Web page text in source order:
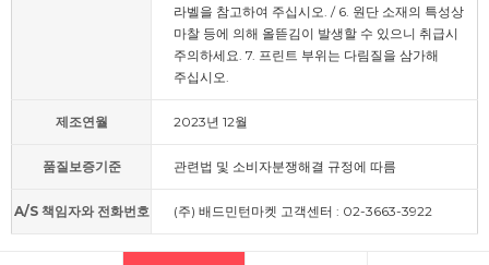
라벨을 참고하여 주십시오. / 6. 원단 소재의 특성상
마찰 등에 의해 올뜯김이 발생할 수 있으니 취급시
주의하세요. 7. 프린트 부위는 다림질을 삼가해
주십시오.
제조연월 2023년 12월
품질보증기준 관련법 및 소비자분쟁해결 규정에 따름
A/S 책임자와 전화번호 (주) 배드민턴마켓 고객센터 : 02-3663-3922